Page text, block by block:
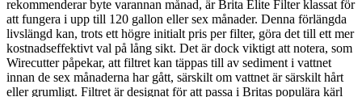
rekommenderar byte varannan månad, är Brita Elite Filter klassat för
att fungera i upp till 120 gallon eller sex månader. Denna förlängda
livslängd kan, trots ett högre initialt pris per filter, göra det till ett mer
kostnadseffektivt val på lång sikt. Det är dock viktigt att notera, som
Wirecutter påpekar, att filtret kan täppas till av sediment i vattnet
innan de sex månaderna har gått, särskilt om vattnet är särskilt hårt
eller grumligt. Filtret är designat för att passa i Britas populära kärl